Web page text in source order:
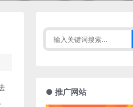
● 推广网站